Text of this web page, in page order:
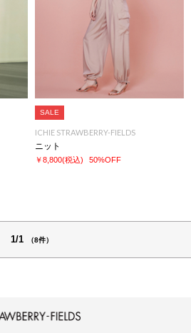
SALE
ICHIE STRAWBERRY-FIELDS
ニット
￥8,800(税込) 50%OFF
1/1 （8件）